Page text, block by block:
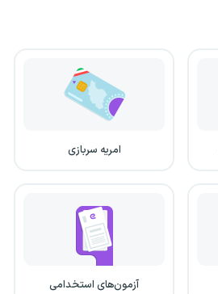
امریه سربازی
آزمون‌های استخدامی